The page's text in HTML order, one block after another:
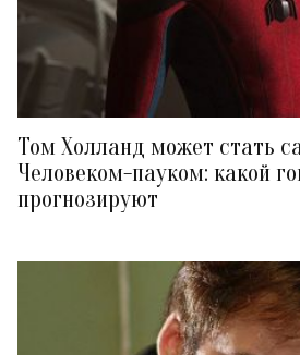
Том Холланд может стать
Человеком-пауком: какой
прогнозируют